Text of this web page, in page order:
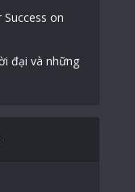
on
đại và những